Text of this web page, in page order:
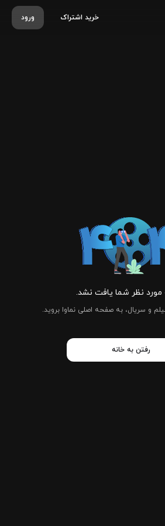
ورود خرید اشتراک
نظر شما یافت نشد.
و سریال، به صفحه اصلی نماوا بروید.
رفتن به خانه